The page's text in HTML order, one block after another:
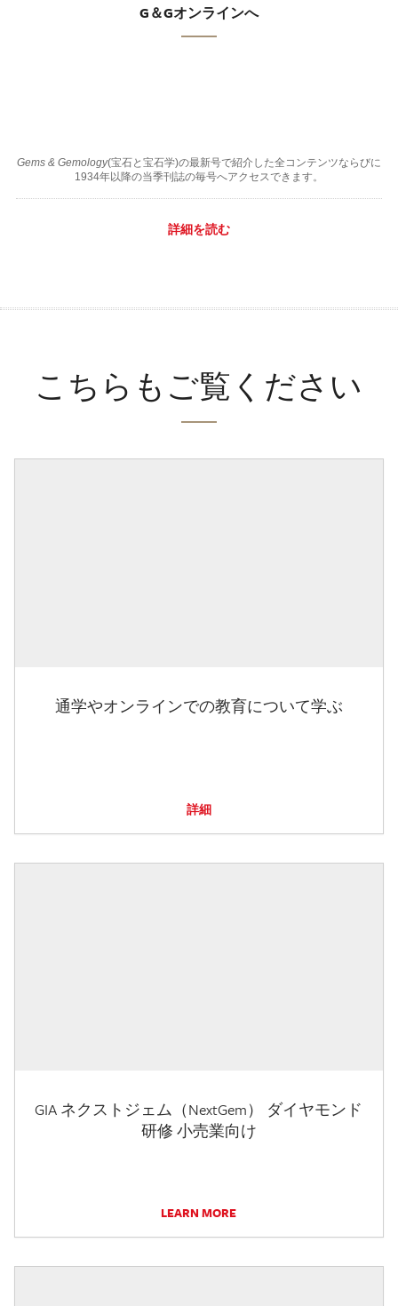
G＆Gオンラインへ
Gems & Gemology(宝石と宝石学)の最新号で紹介した全コンテンツならびに
1934年以降の当季刊誌の毎号へアクセスできます。
詳細を読む
こちらもご覧ください
通学やオンラインでの教育について学ぶ
詳細
GIA ネクストジェム（NextGem） ダイヤモンド
研修 小売業向け
LEARN MORE